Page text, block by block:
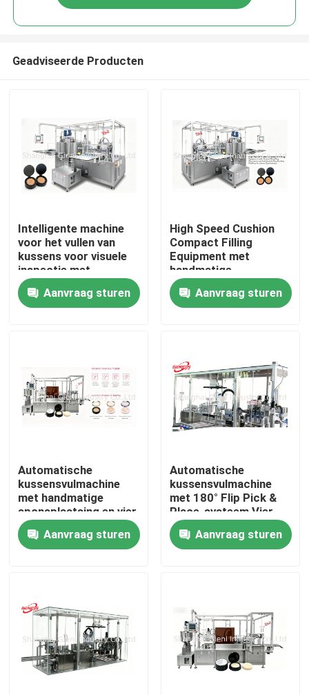
Huis
Video's
Fabriekstocht
Kwaliteitscontrole
Nieuws
Gevallen
Geadviseerde Producten
Intelligente machine
voor het vullen van
kussens voor visuele
inspectie met
automatische
ringuitlijning en vier
sproeierservo-vullen
Aanvraag sturen
High Speed Cushion
Compact Filling
Equipment met
handmatige
ringplaatsing en anti-
krasring voor luxe
cosmetica
Aanvraag sturen
Automatische
kussensvulmachine
met handmatige
sponsplaatsing en vier
sproeierservovulmachine
voor BB-
crèmeproductie
Aanvraag sturen
Automatische
kussensvulmachine
met 180° Flip Pick &
Place-systeem Vier
sproeiers met servo-
vulling en dubbele 25L
roestvrijstalen tanks
Aanvraag sturen